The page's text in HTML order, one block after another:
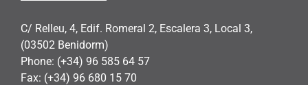
C/ Relleu, 4, Edif. Romeral 2, Escalera 3, Local 3,
(03502 Benidorm)
Phone: (+34) 96 585 64 57
Fax: (+34) 96 680 15 70